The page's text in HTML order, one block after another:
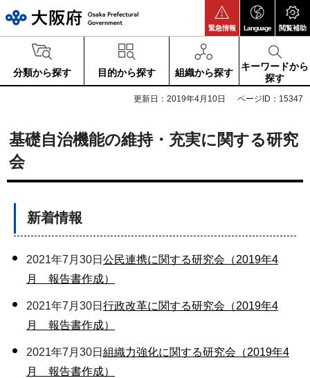
緊急情報 Language 閲覧補助
分類から探す 目的から探す 組織から探す
キーワードから
探す
更新日：2019年4月10日 ページID：15347
基礎自治機能の維持・充実に関する研究
会
新着情報
2021年7月30日 公民連携に関する研究会（2019年4
月 報告書作成）
2021年7月30日 行政改革に関する研究会（2019年4
月 報告書作成）
2021年7月30日 組織力強化に関する研究会（2019年4
月 報告書作成）